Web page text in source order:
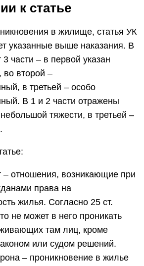
к статье
в жилище, статья УК
указанные выше наказания. В
части – в первой указан
во второй –
в третьей – особо
В 1 и 2 части отражены
тяжести, в третьей –
– отношения, возникающие при
права на
жилья. Согласно 25 ст.
не может в него проникать
там лиц, кроме
или судом решений.
– проникновение в жилье